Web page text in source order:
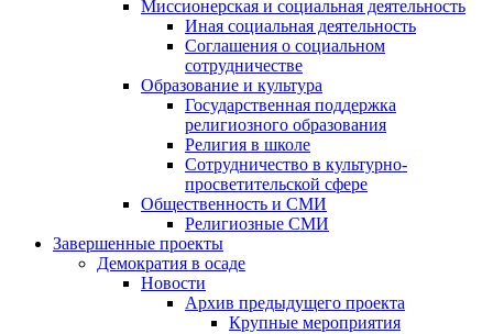
Миссионерская и социальная деятельность
Иная социальная деятельность
Соглашения о социальном
сотрудничестве
Образование и культура
Государственная поддержка
религиозного образования
Религия в школе
Сотрудничество в культурно-
просветительской сфере
Общественность и СМИ
Религиозные СМИ
Завершенные проекты
Демократия в осаде
Новости
Архив предыдущего проекта
Крупные мероприятия